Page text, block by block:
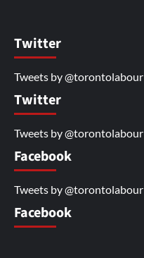
Twitter
Tweets by @torontolabour
Twitter
Tweets by @torontolabour
Facebook
Tweets by @torontolabour
Facebook